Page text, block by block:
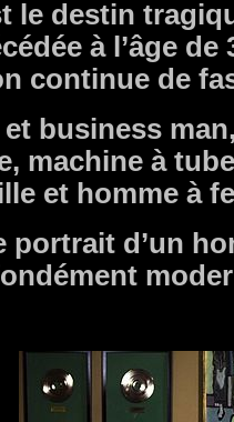
le destin
à l’âge
continue de
business
machine à
et homme à
portrait d’un